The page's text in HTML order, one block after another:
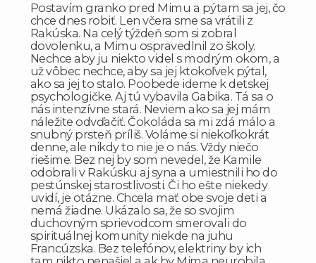
Postavím granko pred Mimu a pýtam sa jej, čo
chce dnes robiť. Len včera sme sa vrátili z
Rakúska. Na celý týždeň som si zobral
dovolenku, a Mimu ospravedlnil zo školy.
Nechce aby ju niekto videl s modrým okom, a
už vôbec nechce, aby sa jej ktokoľvek pýtal,
ako sa jej to stalo. Poobede ideme k detskej
psychologičke. Aj tú vybavila Gabika. Tá sa o
nás intenzívne stará. Neviem ako sa jej mám
náležite odvďačiť. Čokoláda sa mi zdá málo a
snubný prsteň príliš. Voláme si niekoľkokrát
denne, ale nikdy to nie je o nás. Vždy niečo
riešime. Bez nej by som nevedel, že Kamile
odobrali v Rakúsku aj syna a umiestnili ho do
pestúnskej starostlivosti. Či ho ešte niekedy
uvidí, je otázne. Chcela mať obe svoje deti a
nemá žiadne. Ukázalo sa, že so svojim
duchovným sprievodcom smerovali do
spirituálnej komunity niekde na juhu
Francúzska. Bez telefónov, elektriny by ich